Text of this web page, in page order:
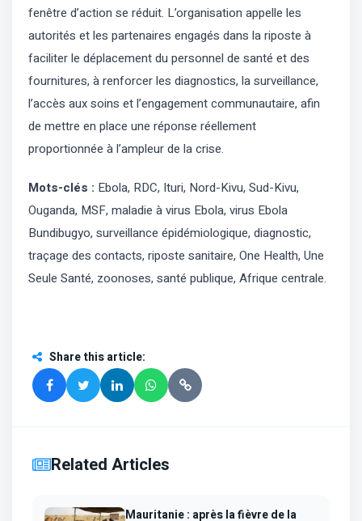
fenêtre d’action se réduit. L’organisation appelle les
autorités et les partenaires engagés dans la riposte à
faciliter le déplacement du personnel de santé et des
fournitures, à renforcer les diagnostics, la surveillance,
l’accès aux soins et l’engagement communautaire, afin
de mettre en place une réponse réellement
proportionnée à l’ampleur de la crise.
Mots-clés : Ebola, RDC, Ituri, Nord-Kivu, Sud-Kivu,
Ouganda, MSF, maladie à virus Ebola, virus Ebola
Bundibugyo, surveillance épidémiologique, diagnostic,
traçage des contacts, riposte sanitaire, One Health, Une
Seule Santé, zoonoses, santé publique, Afrique centrale.
Share this article:
Related Articles
Mauritanie : après la fièvre de la